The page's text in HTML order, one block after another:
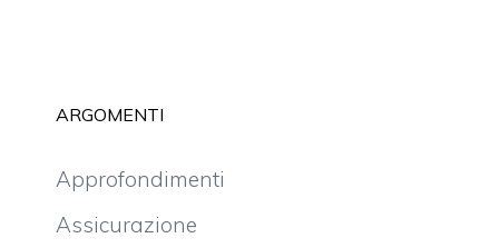
ARGOMENTI
Approfondimenti
Assicurazione